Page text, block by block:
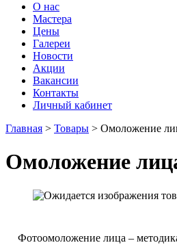
О нас
Мастера
Цены
Галереи
Новости
Акции
Вакансии
Контакты
Личный кабинет
Главная > Товары > Омоложение
Омоложение
Фотоомоложение лица –